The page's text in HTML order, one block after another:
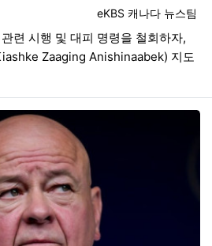
등록자
eKBS 캐나다 뉴스팀
련 시행 및 대피 명령을 철회하자,
Zaaging Anishinaabek) 지도